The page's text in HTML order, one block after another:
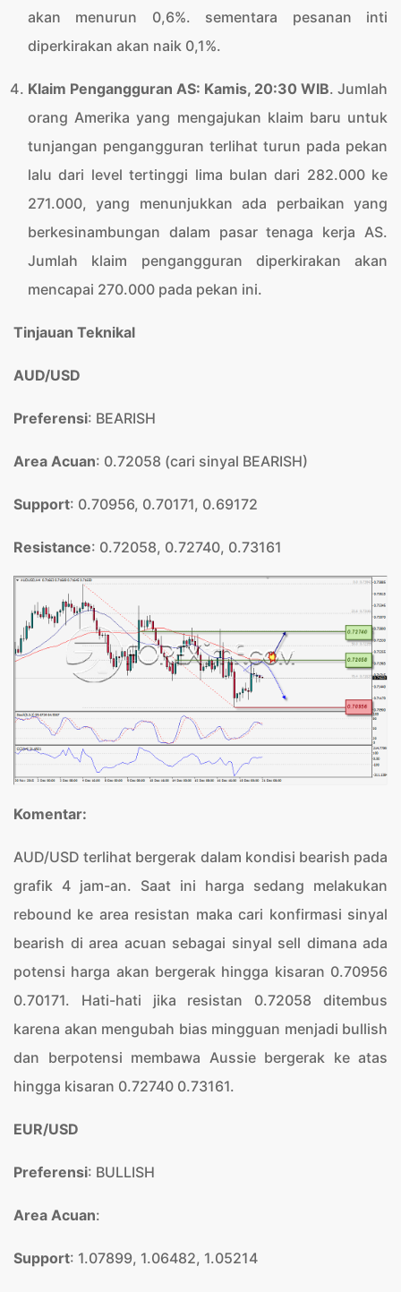
akan menurun 0,6%. sementara pesanan inti
diperkirakan akan naik 0,1%.
Klaim Pengangguran AS: Kamis, 20:30 WIB. Jumlah
orang Amerika yang mengajukan klaim baru untuk
tunjangan pengangguran terlihat turun pada pekan
lalu dari level tertinggi lima bulan dari 282.000 ke
271.000, yang menunjukkan ada perbaikan yang
berkesinambungan dalam pasar tenaga kerja AS.
Jumlah klaim pengangguran diperkirakan akan
mencapai 270.000 pada pekan ini.
Tinjauan Teknikal
AUD/USD
Preferensi: BEARISH
Area Acuan: 0.72058 (cari sinyal BEARISH)
Support: 0.70956, 0.70171, 0.69172
Resistance: 0.72058, 0.72740, 0.73161
Komentar:
AUD/USD terlihat bergerak dalam kondisi bearish pada
grafik 4 jam-an. Saat ini harga sedang melakukan
rebound ke area resistan maka cari konfirmasi sinyal
bearish di area acuan sebagai sinyal sell dimana ada
potensi harga akan bergerak hingga kisaran 0.70956
0.70171. Hati-hati jika resistan 0.72058 ditembus
karena akan mengubah bias mingguan menjadi bullish
dan berpotensi membawa Aussie bergerak ke atas
hingga kisaran 0.72740 0.73161.
EUR/USD
Preferensi: BULLISH
Area Acuan:
Support: 1.07899, 1.06482, 1.05214